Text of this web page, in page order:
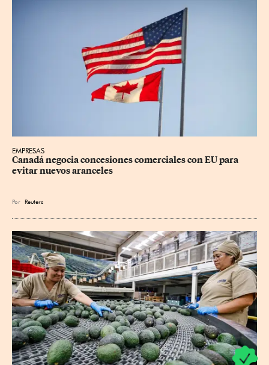
EMPRESAS
Canadá negocia concesiones comerciales con EU para
evitar nuevos aranceles
Por Reuters